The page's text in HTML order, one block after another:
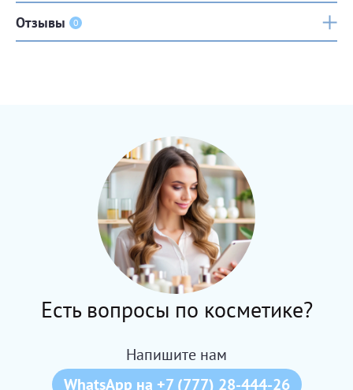
Отзывы 0
Есть вопросы по косметике?
Напишите нам
WhatsApp на +7 (777) 28-444-26